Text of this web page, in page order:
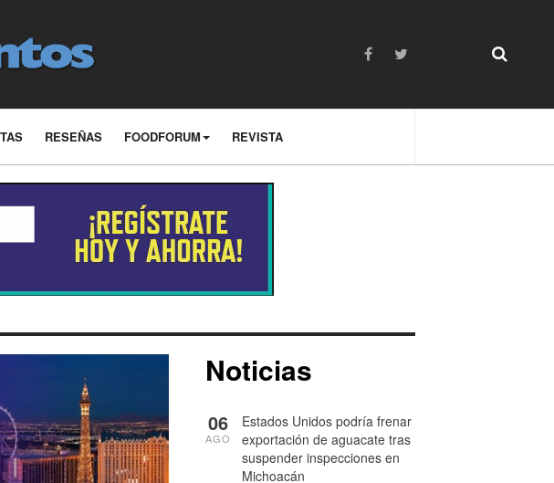
RESEÑAS FOODFORUM REVISTA
Noticias
Estados Unidos podría frenar
exportación de aguacate tras
suspender inspecciones en
Michoacán
06
AGO